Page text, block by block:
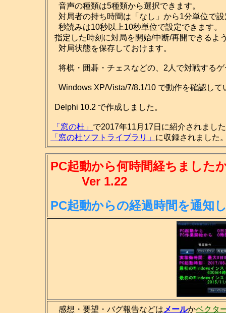
音声の種類は5種類から選択できます。
対局者の持ち時間は「なし」から1分単位で
秒読みは10秒以上10秒単位で設定できます。
指定した時刻に対局を開始/中断/再開できるよ
対局状態を保存しておけます。
将棋・囲碁・チェスなどの、2人で対戦する
Windows XP/Vista/7/8.1/10 で動作を確認して
Delphi 10.2 で作成しました。
「窓の杜」 で2017年11月17日に紹介されまし
「窓の杜ソフトライブラリ」 に収録されました
PC起動から何時間経ちました
Ver 1.22
PC起動からの経過時間を通知
感想・要望・バグ報告などは メールかベクタ